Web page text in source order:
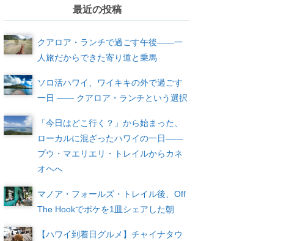
最近の投稿
クアロア・ランチで過ごす午後——一
人旅だからできた寄り道と乗馬
ソロ活ハワイ、ワイキキの外で過ごす
一日 —— クアロア・ランチという選択
「今日はどこ行く？」から始まった、
ローカルに混ざったハワイの一日――
プウ・マエリエリ・トレイルからカネ
オヘへ
マノア・フォールズ・トレイル後、Off
The Hookでポケを1皿シェアした朝
【ハワイ到着日グルメ】チャイナタウ